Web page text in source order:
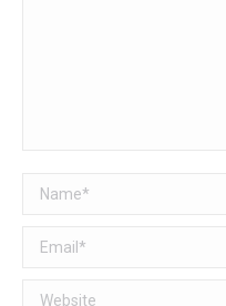
Name *
Email *
Website